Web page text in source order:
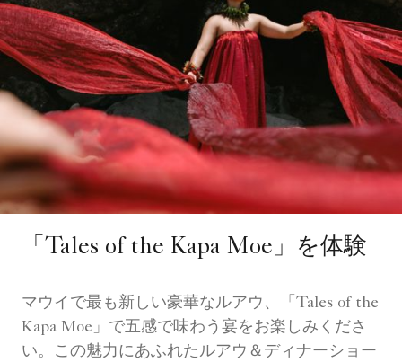
「Tales of the Kapa Moe」を体験
マウイで最も新しい豪華なルアウ、「Tales of the
Kapa Moe」で五感で味わう宴をお楽しみくださ
い。この魅力にあふれたルアウ＆ディナーショー